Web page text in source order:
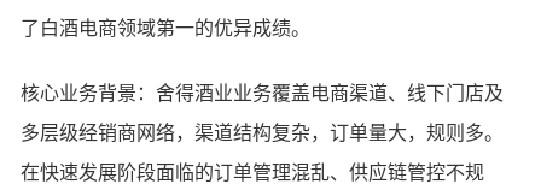
了白酒电商领域第一的优异成绩。
核心业务背景：舍得酒业业务覆盖电商渠道、线下门店及
多层级经销商网络，渠道结构复杂，订单量大，规则多。
在快速发展阶段面临的订单管理混乱、供应链管控不规